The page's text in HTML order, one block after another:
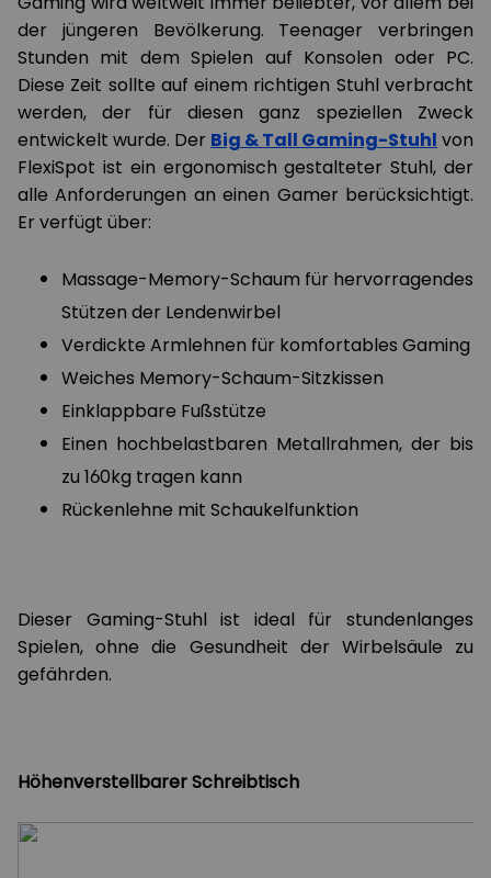
der jüngeren Bevölkerung. Teenager verbringen
Stunden mit dem Spielen auf Konsolen oder PC.
Diese Zeit sollte auf einem richtigen Stuhl verbracht
werden, der für diesen ganz speziellen Zweck
entwickelt wurde. Der Big & Tall Gaming-Stuhl von
FlexiSpot ist ein ergonomisch gestalteter Stuhl, der
alle Anforderungen an einen Gamer berücksichtigt.
Er verfügt über:
Massage-Memory-Schaum für hervorragendes
Stützen der Lendenwirbel
Verdickte Armlehnen für komfortables Gaming
Weiches Memory-Schaum-Sitzkissen
Einklappbare Fußstütze
Einen hochbelastbaren Metallrahmen, der bis
zu 160kg tragen kann
Rückenlehne mit Schaukelfunktion
Dieser Gaming-Stuhl ist ideal für stundenlanges
Spielen, ohne die Gesundheit der Wirbelsäule zu
gefährden.
Höhenverstellbarer Schreibtisch